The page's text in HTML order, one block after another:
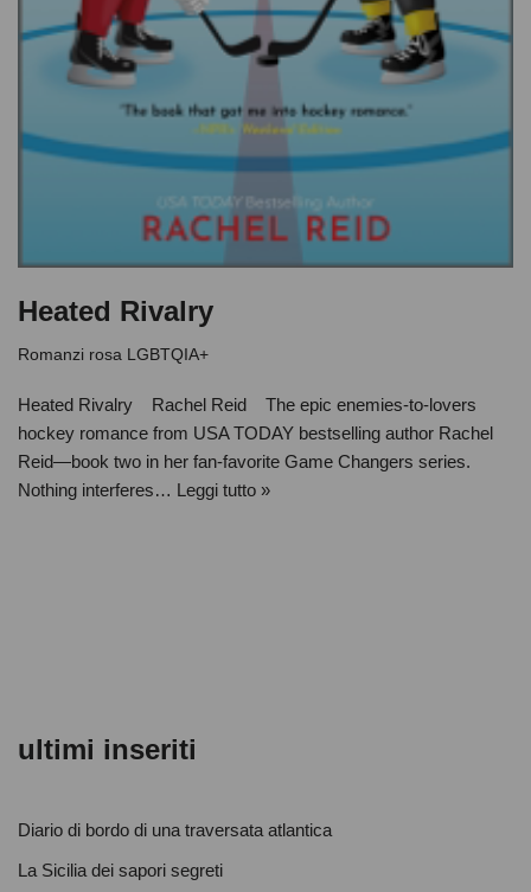
Heated Rivalry
Romanzi rosa LGBTQIA+
Heated Rivalry Rachel Reid The epic enemies-to-lovers
hockey romance from USA TODAY bestselling author Rachel
Reid—book two in her fan-favorite Game Changers series.
Nothing interferes… Leggi tutto »
ultimi inseriti
Diario di bordo di una traversata atlantica
La Sicilia dei sapori segreti